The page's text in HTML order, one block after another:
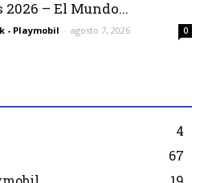
– El Mundo...
- Playmobil - agosto 7, 2026 0
4
67